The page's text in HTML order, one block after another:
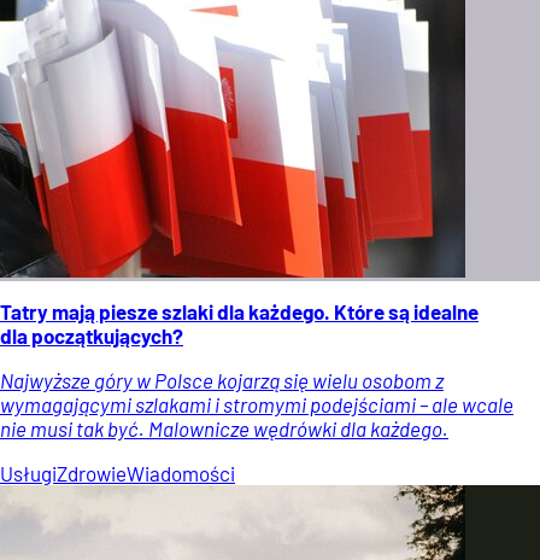
Tatry mają piesze szlaki dla każdego. Które są idealne
dla początkujących?
Najwyższe góry w Polsce kojarzą się wielu osobom z
wymagającymi szlakami i stromymi podejściami – ale wcale
nie musi tak być. Malownicze wędrówki dla każdego.
UsługiZdrowieWiadomości